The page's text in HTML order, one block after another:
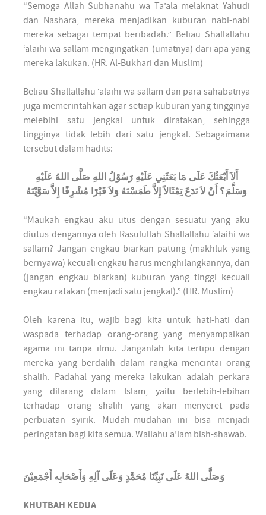
“Semoga Allah Subhanahu wa Ta’ala melaknat Yahudi
dan Nashara, mereka menjadikan kuburan nabi-nabi
mereka sebagai tempat beribadah.” Beliau Shallallahu
‘alaihi wa sallam mengingatkan (umatnya) dari apa yang
mereka lakukan. (HR. Al-Bukhari dan Muslim)
Beliau Shallallahu ‘alaihi wa sallam dan para sahabatnya
juga memerintahkan agar setiap kuburan yang tingginya
melebihi satu jengkal untuk diratakan, sehingga
tingginya tidak lebih dari satu jengkal. Sebagaimana
tersebut dalam hadits:
أَلاَ أَبْعَثُكَ عَلَى مَا بَعَثَنِي عَلَيْهِ رَسُوْلُ اللهِ صَلَّى اللهُ عَلَيْهِ
وَسَلَّمَ؟ أَنْ لاَ تَدَعَ تِمْثَالاً إِلاَّ طَمَسْتَهُ وَلاَ قَبْرًا مُشْرِفًا إِلاَّ سَوَّيْتَهُ
“Maukah engkau aku utus dengan sesuatu yang aku
diutus dengannya oleh Rasulullah Shallallahu ‘alaihi wa
sallam? Jangan engkau biarkan patung (makhluk yang
bernyawa) kecuali engkau harus menghilangkannya, dan
(jangan engkau biarkan) kuburan yang tinggi kecuali
engkau ratakan (menjadi satu jengkal).” (HR. Muslim)
Oleh karena itu, wajib bagi kita untuk hati-hati dan
waspada terhadap orang-orang yang menyampaikan
agama ini tanpa ilmu. Janganlah kita tertipu dengan
mereka yang berdalih dalam rangka mencintai orang
shalih. Padahal yang mereka lakukan adalah perkara
yang dilarang dalam Islam, yaitu berlebih-lebihan
terhadap orang shalih yang akan menyeret pada
perbuatan syirik. Mudah-mudahan ini bisa menjadi
peringatan bagi kita semua. Wallahu a’lam bish-shawab.
وَصَلَّى اللهُ عَلَى نَبِيِّنَا مُحَمَّدٍ وَعَلَى آلِهِ وَأَصْحَابِه أَجْمَعِيْنَ
KHUTBAH KEDUA